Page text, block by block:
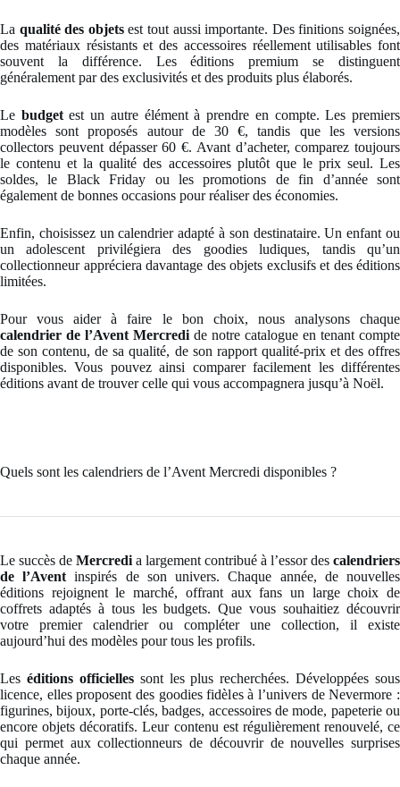
La qualité des objetsest tout aussi importante. Des finitions soignées,
des matériaux résistants et des accessoires réellement utilisables font
souvent la différence. Les éditions premium se distinguent
généralement par des exclusivités et des produits plus élaborés.
Le budgetest un autre élément à prendre en compte. Les premiers
modèles sont proposés autour de 30 €, tandis que les versions
collectors peuvent dépasser 60 €. Avant d’acheter, comparez toujours
le contenu et la qualité des accessoires plutôt que le prix seul. Les
soldes, le Black Friday ou les promotions de fin d’année sont
également de bonnes occasions pour réaliser des économies.
Enfin, choisissez un calendrier adapté à son destinataire. Un enfant ou
un adolescent privilégiera des goodies ludiques, tandis qu’un
collectionneur appréciera davantage des objets exclusifs et des éditions
limitées.
Pour vous aider à faire le bon choix, nous analysons chaque
calendrier de l’Avent Mercredi de notre catalogue en tenant compte
de son contenu, de sa qualité, de son rapport qualité-prix et des offres
disponibles. Vous pouvez ainsi comparer facilement les différentes
éditions avant de trouver celle qui vous accompagnera jusqu’à Noël.
Quels sont les calendriers de l’Avent Mercredi disponibles ?
Le succès de Mercredi a largement contribué à l’essor des calendriers
de l’Avent inspirés de son univers. Chaque année, de nouvelles
éditions rejoignent le marché, offrant aux fans un large choix de
coffrets adaptés à tous les budgets. Que vous souhaitiez découvrir
votre premier calendrier ou compléter une collection, il existe
aujourd’hui des modèles pour tous les profils.
Les éditions officiellessont les plus recherchées. Développées sous
licence, elles proposent des goodies fidèles à l’univers de Nevermore :
figurines, bijoux, porte-clés, badges, accessoires de mode, papeterie ou
encore objets décoratifs. Leur contenu est régulièrement renouvelé, ce
qui permet aux collectionneurs de découvrir de nouvelles surprises
chaque année.